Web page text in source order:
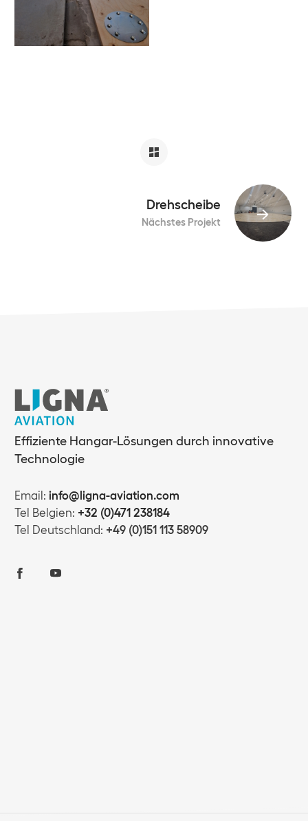
Drehscheibe
Nächstes Projekt
Effiziente Hangar-Lösungen durch innovative
Technologie
Email: info@ligna-aviation.com
Tel Belgien: +32 (0)471 238184
Tel Deutschland: +49 (0)151 113 58909